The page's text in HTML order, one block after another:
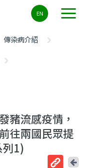
EN
傳染病介紹
豬流感疫情，
往兩國民眾提
1)
回